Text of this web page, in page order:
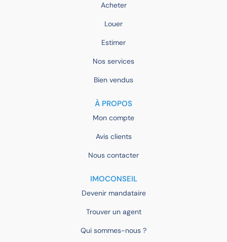
Acheter
Louer
Estimer
Nos services
Bien vendus
À PROPOS
Mon compte
Avis clients
Nous contacter
IMOCONSEIL
Devenir mandataire
Trouver un agent
Qui sommes-nous ?